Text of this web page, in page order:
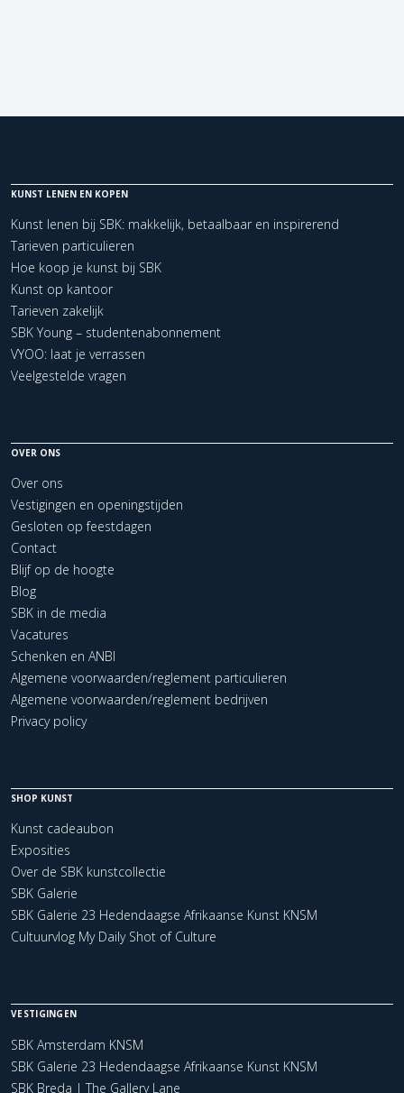
KUNST LENEN EN KOPEN
Kunst lenen bij SBK: makkelijk, betaalbaar en inspirerend
Tarieven particulieren
Hoe koop je kunst bij SBK
Kunst op kantoor
Tarieven zakelijk
SBK Young – studentenabonnement
VYOO: laat je verrassen
Veelgestelde vragen
OVER ONS
Over ons
Vestigingen en openingstijden
Gesloten op feestdagen
Contact
Blijf op de hoogte
Blog
SBK in de media
Vacatures
Schenken en ANBI
Algemene voorwaarden/reglement particulieren
Algemene voorwaarden/reglement bedrijven
Privacy policy
SHOP KUNST
Kunst cadeaubon
Exposities
Over de SBK kunstcollectie
SBK Galerie
SBK Galerie 23 Hedendaagse Afrikaanse Kunst KNSM
Cultuurvlog My Daily Shot of Culture
VESTIGINGEN
SBK Amsterdam KNSM
SBK Galerie 23 Hedendaagse Afrikaanse Kunst KNSM
SBK Breda | The Gallery Lane